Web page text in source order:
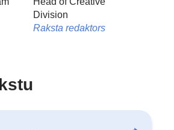
Division
Raksta redaktors